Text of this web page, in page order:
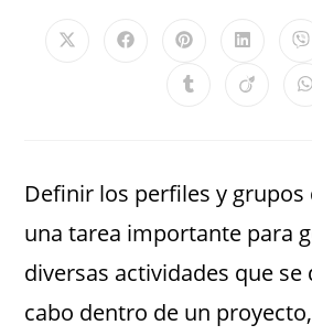
Definir los perfiles y grupos
una tarea importante para
diversas actividades que se
cabo dentro de un